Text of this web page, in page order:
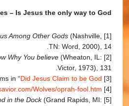
– Is Jesus the only way to God?
[1] Ravi Zacharias,
Among Other Gods (Nashville,
TN: Word, 2000), 14.
[2] Paul E. Little,
Why You believe(Wheaton, IL:
Victor, 1973), 131.
[3] See Jesus’ claims in “
Did Jesus Claim to be God
[4]
Wolves/oprah-fool.htm
[5] C. S. Lewis,
in the Dock(Grand Rapids, MI: